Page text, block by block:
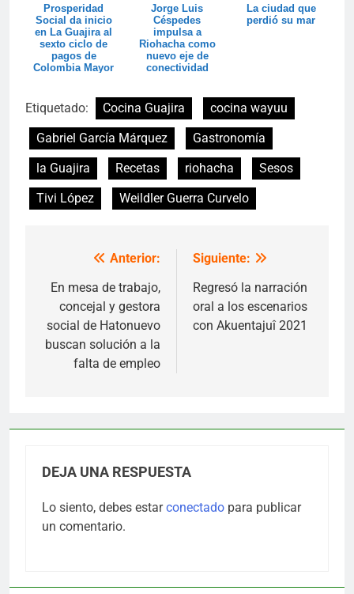
Prosperidad
Social da inicio
en La Guajira al
sexto ciclo de
pagos de
Colombia Mayor
Jorge Luis
Céspedes
impulsa a
Riohacha como
nuevo eje de
conectividad
La ciudad que
perdió su mar
Etiquetado: Cocina Guajira
cocina wayuu
Gabriel García Márquez
Gastronomía
la Guajira
Recetas riohacha
Sesos
Tivi López
Weildler Guerra Curvelo
Navegación
de
entradas
Anterior:
En mesa de trabajo,
concejal y gestora
social de Hatonuevo
buscan solución a la
falta de empleo
Siguiente:
Regresó la narración
oral a los escenarios
con Akuentajuî 2021
DEJA UNA RESPUESTA
Lo siento, debes estarconectado para publicar
un comentario.